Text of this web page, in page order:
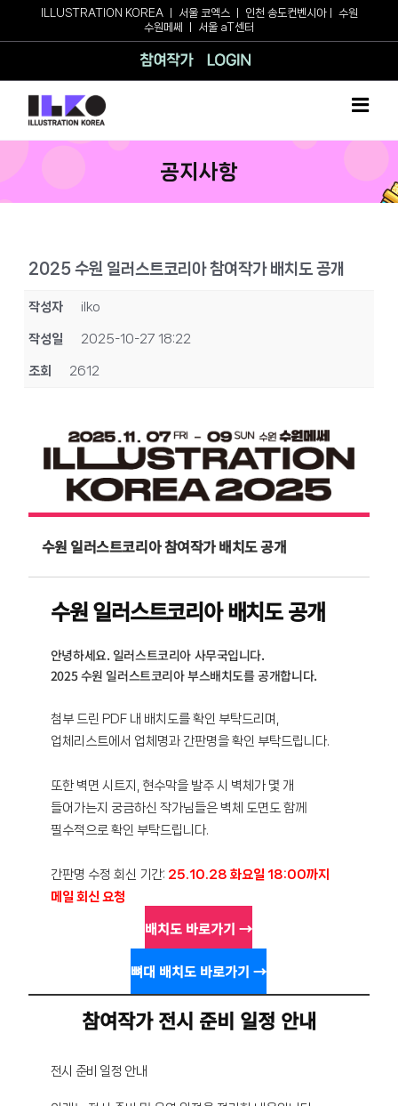
ILLUSTRATION KOREAㅣ 서울 코엑스 인천 송도컨벤시아ㅣ 수원
수원메쎄
서울 aT센터
참여작가
공지사항
2025 수원 일러스트코리아 참여작가 배치도 공개
작성자 ilko
작성일 2025-10-27 18:22
조회 2612
수원 일러스트코리아 참여작가 배치도 공개
수원 일러스트코리아 배치도 공개
안녕하세요. 일러스트코리아 사무국입니다.
2025 수원 일러스트코리아 부스배치도를 공개합니다.
첨부 드린 PDF 내 배치도를 확인 부탁드리며,
업체리스트에서 업체명과 간판명을 확인 부탁드립니다.
또한 벽면 시트지, 현수막을 발주 시 벽체가 몇 개
들어가는지 궁금하신 작가님들은 벽체 도면도 함께
필수적으로 확인 부탁드립니다.
간판명 수정 회신 기간: 25.10.28 화요일 18:00까지
메일 회신 요청
배치도 바로가기 →
뼈대 배치도 바로가기 →
참여작가 전시 준비 일정 안내
전시 준비 일정 안내